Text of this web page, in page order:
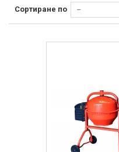
Сортиране по --